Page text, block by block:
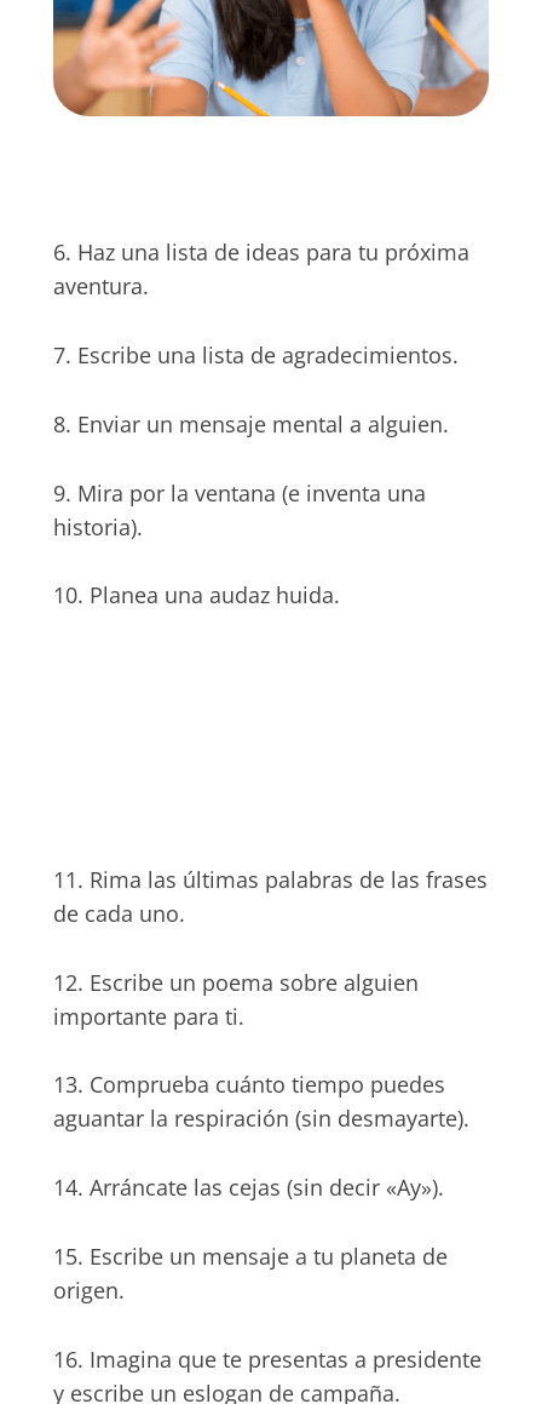
6. Haz una lista de ideas para tu próxima
aventura.
7. Escribe una lista de agradecimientos.
8. Enviar un mensaje mental a alguien.
9. Mira por la ventana (e inventa una
historia).
10. Planea una audaz huida.
11. Rima las últimas palabras de las frases
de cada uno.
12. Escribe un poema sobre alguien
importante para ti.
13. Comprueba cuánto tiempo puedes
aguantar la respiración (sin desmayarte).
14. Arráncate las cejas (sin decir «Ay»).
15. Escribe un mensaje a tu planeta de
origen.
16. Imagina que te presentas a presidente
y escribe un eslogan de campaña.